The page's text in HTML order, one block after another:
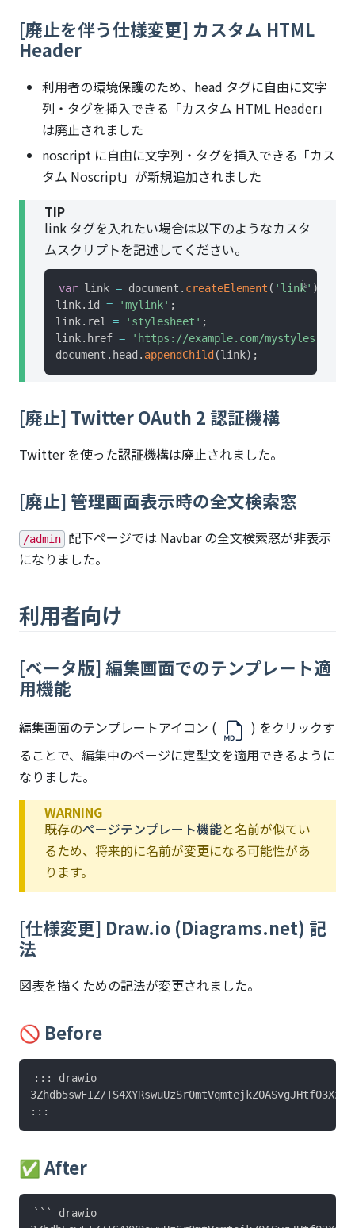
[廃止を伴う仕様変更] カスタム HTML
Header
利用者の環境保護のため、head タグに自由に文字
列・タグを挿入できる「カスタム HTML Header」
は廃止されました
noscript に自由に文字列・タグを挿入できる「カス
タム Noscript」が新規追加されました
TIP
link タグを入れたい場合は以下のようなカスタ
ムスクリプトを記述してください。
var link = document . createElement ( 'link' )
link. id = 'mylink' ;
link. rel = 'stylesheet' ;
link. href = 'https://example.com/mystyles.css'
document . head . appendChild (link) ;
[廃止] Twitter OAuth 2 認証機構
Twitter を使った認証機構は廃止されました。
[廃止] 管理画面表示時の全文検索窓
/admin
配下ページでは Navbar の全文検索窓が非表示
になりました。
利用者向け
[ベータ版] 編集画面でのテンプレート適
用機能
編集画面のテンプレートアイコン (
) をクリックす
ることで、編集中のページに定型文を適用できるように
なりました。
WARNING
既存のページテンプレート機能と名前が似てい
るため、将来的に名前が変更になる可能性があ
ります。
[仕様変更] Draw.io (Diagrams.net) 記
法
図表を描くための記法が変更されました。
🚫 Before
::: drawio
3Zhdb5swFIZ/
✅ After
``` drawio